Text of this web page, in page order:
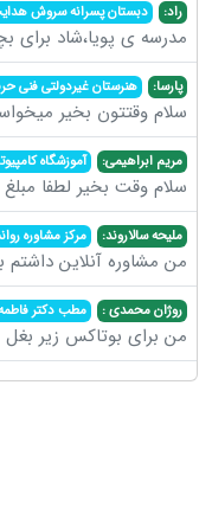
راد: دبستان پسرانه سروش
مدرسه ی پویا،شاد برای
پارسا: هنرستان غیردولتی فنی
سلام وقتتون بخیر
مریم ابراهیمی: آموزشگاه
سلام وقت بخیر لطفا
ملیحه سالاروند: مرکز مشاوره
من مشاوره آنلاین
روژان محمدی : مطب دکتر
من برای بوتاکس زیر